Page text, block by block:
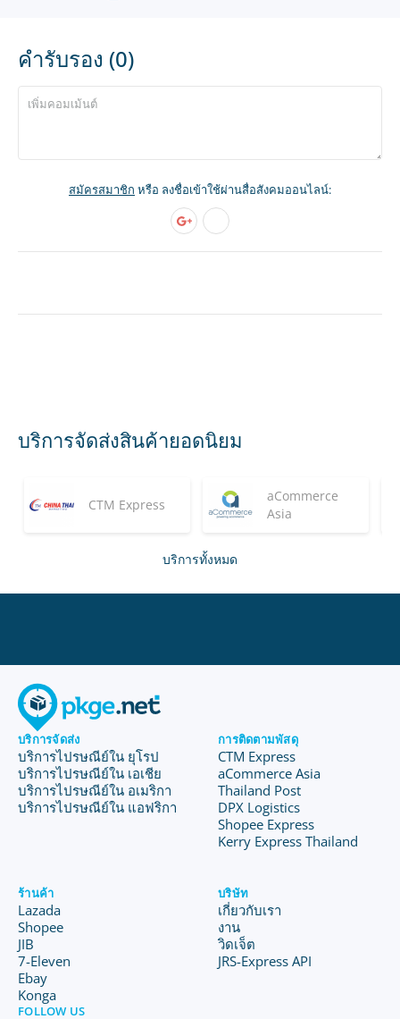
คำรับรอง (0)
สมัครสมาชิก หรือ ลงชื่อเข้าใช้ผ่านสื่อสังคมออนไลน์:
บริการจัดส่งสินค้ายอดนิยม
CTM Express
aCommerce
Asia
บริการทั้งหมด
บริการจัดส่ง
บริการไปรษณีย์ใน ยุโรป
บริการไปรษณีย์ใน เอเชีย
บริการไปรษณีย์ใน อเมริกา
บริการไปรษณีย์ใน แอฟริกา
การติดตามพัสดุ
CTM Express
aCommerce Asia
Thailand Post
DPX Logistics
Shopee Express
Kerry Express Thailand
ร้านค้า
Lazada
Shopee
JIB
7-Eleven
Ebay
Konga
บริษัท
เกี่ยวกับเรา
งาน
วิดเจ็ต
JRS-Express API
FOLLOW US